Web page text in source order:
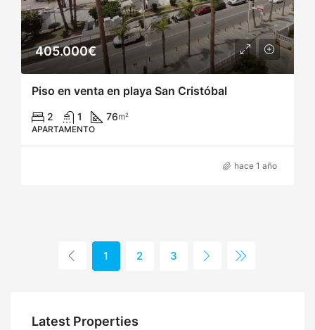
405.000€
Piso en venta en playa San Cristóbal
2 1 76m²
APARTAMENTO
hace 1 año
1 2 3
Latest Properties